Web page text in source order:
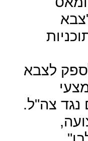
לצבא
צה"ל.